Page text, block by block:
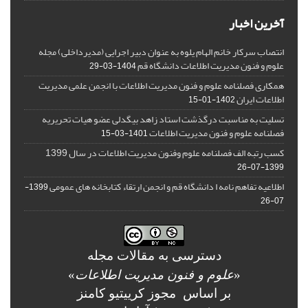
آخرین اخبار
انتصاب سرکار خانم الهام یلوه به عنوان دبیر اجرایی (مدیرداخلی) مجله
علوم و فنون مدیریت اطلاعات دانشگاه قم1404-03-29
همکاری فصلنامه علوم و فنون مدیریت اطلاعات با انجمن علمی مدیریت
اطلاعات ایران1402-01-15
تسلیت به مناسبت درگذشت استاد زاهد بیگدلی عضو هیات تحریریه
فصلنامه علوم و فنون مدیریت اطلاعات1401-03-15
کسب رتبه الف فصلنامه علوم وفنون مدیریت اطلاعات در سال 1399
1399-07-26
اطلاعیه تفاهم نامه ا دانشگاه قم و انجمن ارتقاء کتابخانه های عمومی
1399-
07-26
دسترسی به مقالات مجله
«علوم و فنون مدیریت اطلاعات»
بر اساس مجوز کرییتیو کامنز